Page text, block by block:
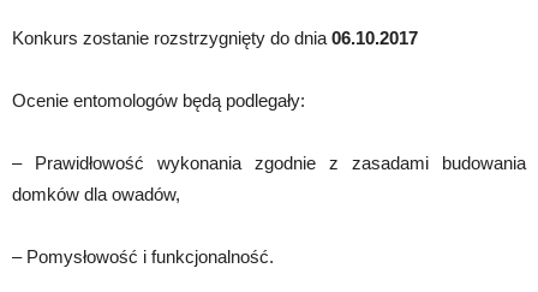
Konkurs zostanie rozstrzygnięty do dnia 06.10.2017
Ocenie entomologów będą podlegały:
– Prawidłowość wykonania zgodnie z zasadami budowania
domków dla owadów,
– Pomysłowość i funkcjonalność.